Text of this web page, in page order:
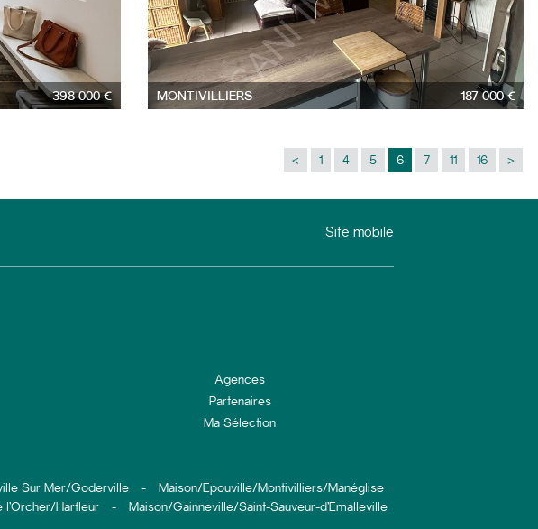
398 000 € MONTIVILLIERS 187 000 €
< 1 4 5 6 7 11 16 >
Site mobile
Agences
Partenaires
Ma Sélection
Sur Mer/Goderville -
Maison/Epouville/Montivilliers/Manéglise
Harfleur - Maison/Gainneville/Saint-Sauveur-d’Emalleville